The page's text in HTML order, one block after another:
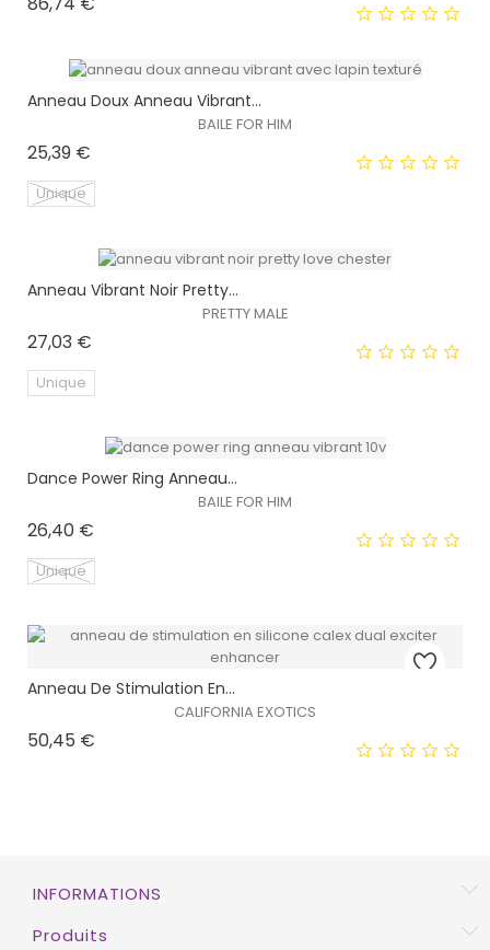
HORS STOCK
EXCLUSIVITÉ WEB !
HORS STOCK
Anneau Doux Anneau Vibrant...
BAILE FOR HIM
25,39 €
Unique
EXCLUSIVITÉ WEB !
Anneau Vibrant Noir Pretty...
PRETTY MALE
27,03 €
Unique
EXCLUSIVITÉ WEB !
HORS STOCK
Dance Power Ring Anneau...
BAILE FOR HIM
26,40 €
Unique
Anneau De Stimulation En...
CALIFORNIA EXOTICS
50,45 €
INFORMATIONS
Produits